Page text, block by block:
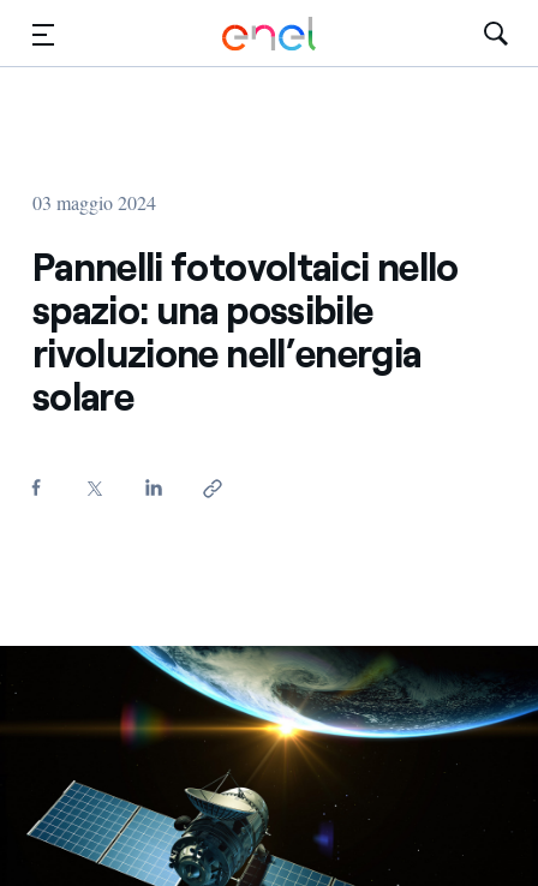
03 maggio 2024
Pannelli fotovoltaici nello
spazio: una possibile
rivoluzione nell’energia
solare